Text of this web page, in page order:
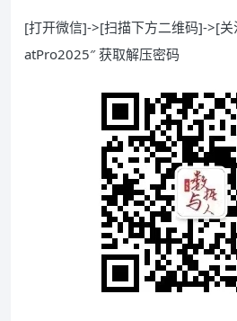
[打开微信]->[扫描下方二维码]->[
atPro2025″ 获取解压密码